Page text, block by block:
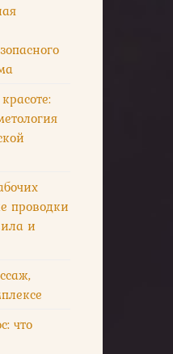
проводки
и
что